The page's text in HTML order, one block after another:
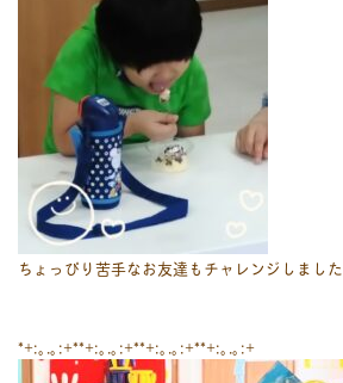
ちょっぴり苦手なお友達もチャレンジしました
*+:｡.｡:+**+:｡.｡:+**+:｡.｡:+**+:｡.｡:+